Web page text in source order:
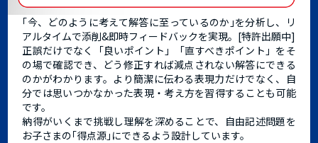
｢今、どのように考えて解答に至っているのか｣を分析し、リ
アルタイムで添削&即時フィードバックを実現。[特許出願中]
正誤だけでなく「良いポイント」「直すべきポイント」をそ
の場で確認でき、どう修正すれば減点されない解答にできる
のかがわかります。より簡潔に伝わる表現力だけでなく、自
分では思いつかなかった表現・考え方を習得することも可能
です。
納得がいくまで挑戦し理解を深めることで、自由記述問題を
お子さまの｢得点源｣にできるよう設計しています。